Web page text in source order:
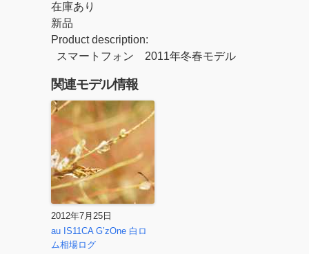
在庫あり
新品
Product description:
スマートフォン 2011年冬春モデル
関連モデル情報
2012年7月25日
au IS11CA G’zOne 白ロ
ム相場ログ